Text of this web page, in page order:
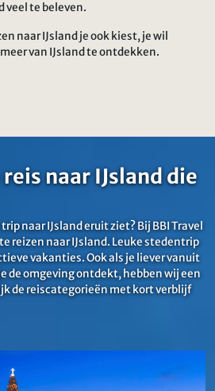
veel te beleven.
naar IJsland je ook kiest, je wil
van IJsland te ontdekken.
naar IJsland die
naar IJsland eruit ziet? Bij BBI Travel
reizen naar IJsland. Leuke stedentrip
vakanties. Ook als je liever vanuit
de omgeving ontdekt, hebben wij een
de reiscategorieën met kort verblijf